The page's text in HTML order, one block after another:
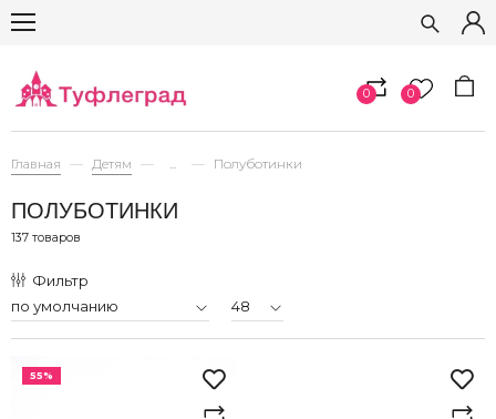
0 0
Главная Детям ... Полуботинки
ПОЛУБОТИНКИ
137 товаров
Фильтр
55%